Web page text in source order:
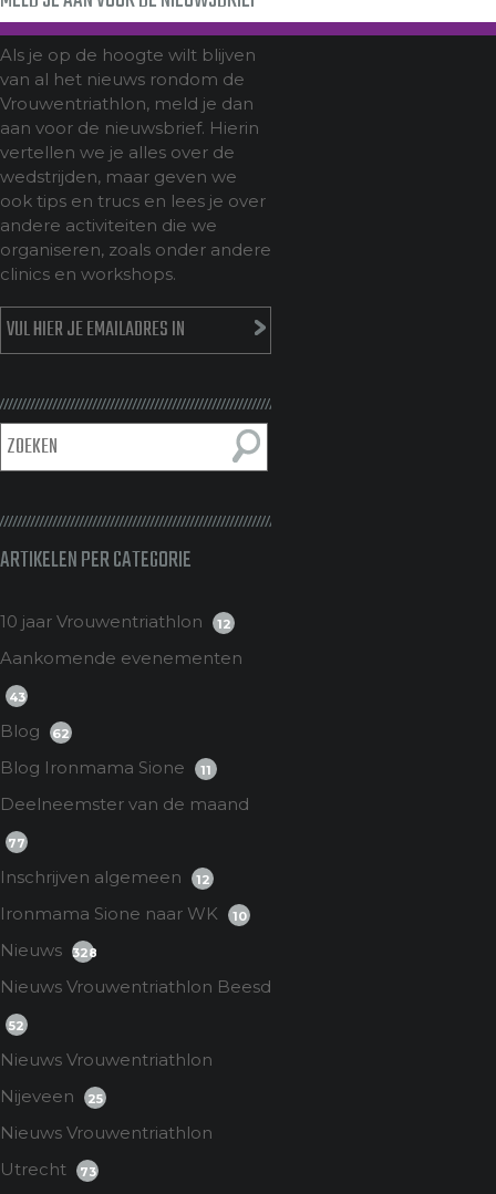
Als je op de hoogte wilt blijven
van al het nieuws rondom de
Vrouwentriathlon, meld je dan
aan voor de nieuwsbrief. Hierin
vertellen we je alles over de
wedstrijden, maar geven we
ook tips en trucs en lees je over
andere activiteiten die we
organiseren, zoals onder andere
clinics en workshops.
ARTIKELEN PER CATEGORIE
10 jaar Vrouwentriathlon 12
Aankomende evenementen
43
Blog 62
Blog Ironmama Sione 11
Deelneemster van de maand
77
Inschrijven algemeen 12
Ironmama Sione naar WK 10
Nieuws 328
Nieuws Vrouwentriathlon Beesd
52
Nieuws Vrouwentriathlon
Nijeveen
25
Nieuws Vrouwentriathlon
Utrecht
73